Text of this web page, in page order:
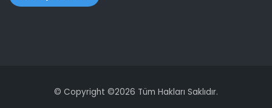
© Copyright ©2026 Tüm Hakları Saklıdır.